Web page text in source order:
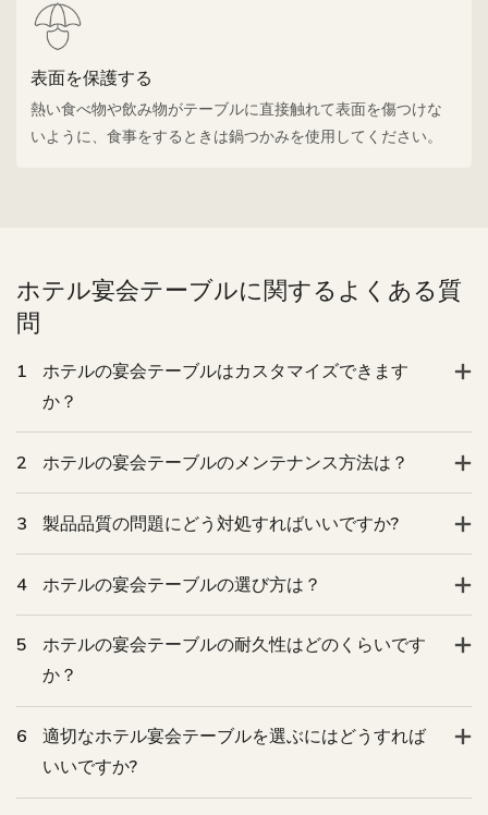
表面を保護する
熱い食べ物や飲み物がテーブルに直接触れて表面を傷つけな
いように、食事をするときは鍋つかみを使用してください。
ホテル宴会テーブルに関するよくある質
問
1
ホテルの宴会テーブルはカスタマイズできます
か？
2 ホテルの宴会テーブルのメンテナンス方法は？
3 製品品質の問題にどう対処すればいいですか?
4 ホテルの宴会テーブルの選び方は？
5
ホテルの宴会テーブルの耐久性はどのくらいです
か？
6
適切なホテル宴会テーブルを選ぶにはどうすれば
いいですか?